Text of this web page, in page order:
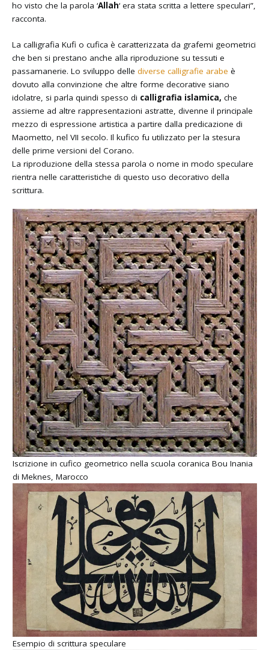
ho visto che la parola ‘Allah‘ era stata scritta a lettere speculari”,
racconta.
La calligrafia Kufi o cufica è caratterizzata da grafemi geometrici
che ben si prestano anche alla riproduzione su tessuti e
passamanerie. Lo sviluppo dellediverse calligrafie arabe è
dovuto alla convinzione che altre forme decorative siano
idolatre, si parla quindi spesso di calligrafia islamica,che
assieme ad altre rappresentazioni astratte, divenne il principale
mezzo di espressione artistica a partire dalla predicazione di
Maometto, nel VII secolo. Il kufico fu utilizzato per la stesura
delle prime versioni del Corano.
La riproduzione della stessa parola o nome in modo speculare
rientra nelle caratteristiche di questo uso decorativo della
scrittura.
Iscrizione in cufico geometrico nella scuola coranica Bou Inania
di Meknes, Marocco
Esempio di scrittura speculare